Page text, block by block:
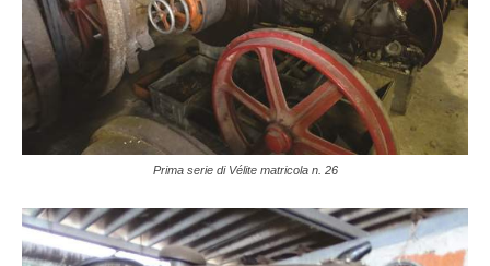
Prima serie di Vélite matricola n. 26